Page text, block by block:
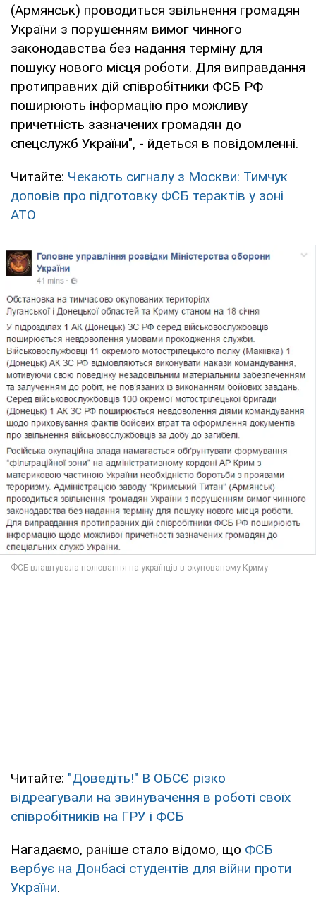
(Армянськ) проводиться звільнення громадян
України з порушенням вимог чинного
законодавства без надання терміну для
пошуку нового місця роботи. Для виправдання
протиправних дій співробітники ФСБ РФ
поширюють інформацію про можливу
причетність зазначених громадян до
спецслужб України", - йдеться в повідомленні.
Читайте: Чекають сигналу з Москви: Тимчук
доповів про підготовку ФСБ терактів у зоні
АТО
Читайте: "Доведіть!" В ОБСЄ різко
відреагували на звинувачення в роботі своїх
співробітників на ГРУ і ФСБ
Нагадаємо, раніше стало відомо, що ФСБ
вербує на Донбасі студентів для війни проти
України.